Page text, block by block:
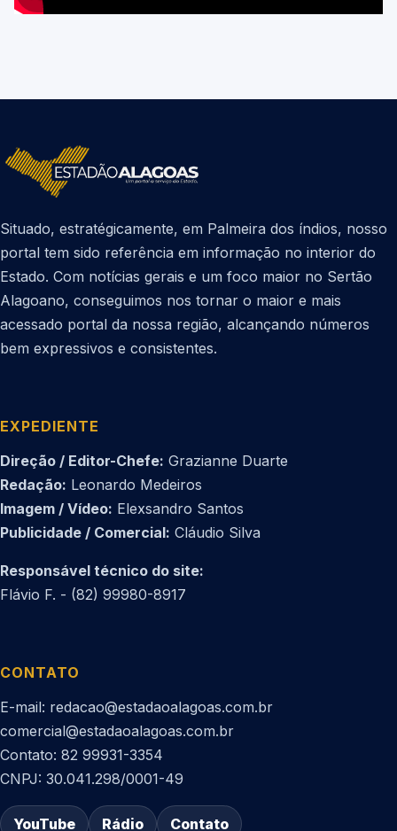
Situado, estratégicamente, em Palmeira dos índios, nosso
portal tem sido referência em informação no interior do
Estado. Com notícias gerais e um foco maior no Sertão
Alagoano, conseguimos nos tornar o maior e mais
acessado portal da nossa região, alcançando números
bem expressivos e consistentes.
EXPEDIENTE
Direção / Editor-Chefe: Grazianne Duarte
Redação: Leonardo Medeiros
Imagem / Vídeo: Elexsandro Santos
Publicidade / Comercial: Cláudio Silva
Responsável técnico do site:
Flávio F. - (82) 99980-8917
CONTATO
E-mail: redacao@estadaoalagoas.com.br
comercial@estadaoalagoas.com.br
Contato: 82 99931-3354
CNPJ: 30.041.298/0001-49
YouTube Rádio Contato